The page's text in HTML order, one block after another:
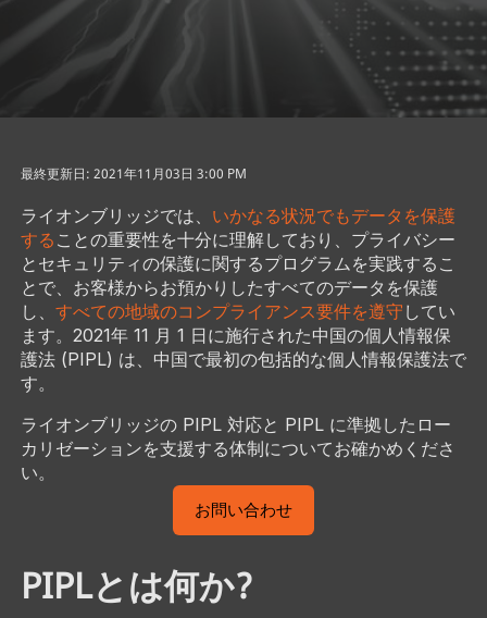
最終更新日: 2021年11月03日 3:00 PM
ライオンブリッジでは、 いかなる状況でもデータを保護
する ことの重要性を十分に理解しており、プライバシー
とセキュリティの保護に関するプログラムを実践するこ
とで、お客様からお預かりしたすべてのデータを保護
し、 すべての地域のコンプライアンス要件を遵守 してい
ます。2021年 11 月 1 日に施行された中国の個人情報保
護法 (PIPL) は、中国で最初の包括的な個人情報保護法で
す。
ライオンブリッジの PIPL 対応と PIPL に準拠したロー
カリゼーションを支援する体制についてお確かめくださ
い。
お問い合わせ
PIPLとは何か?